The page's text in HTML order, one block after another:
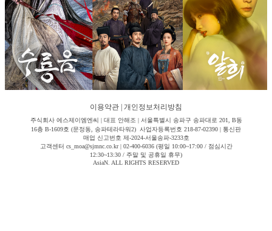
이용약관 개인정보처리방침
주식회사 에스제이엠엔씨 | 대표 안해조 | 서울특별시 송파구 송파대로 201, B동
16층 B-1609호 (문정동, 송파테라타워2) 사업자등록번호 218-87-02390 | 통신판
매업 신고번호 제-2024-서울송파-3233호
고객센터 cs_moa@sjmnc.co.kr | 02-400-6036 (평일 10:00~17:00 / 점심시간
12:30~13:30 / 주말 및 공휴일 휴무)
AsiaN. ALL RIGHTS RESERVED